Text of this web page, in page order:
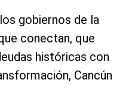
gobiernos de la
conectan, que
históricas con
Cancún